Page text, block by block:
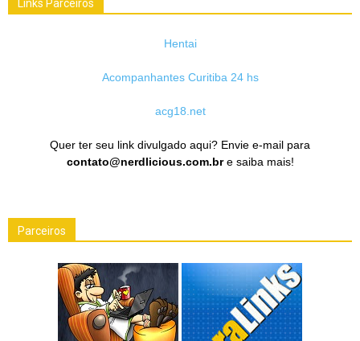
Links Parceiros
Hentai
Acompanhantes Curitiba 24 hs
acg18.net
Quer ter seu link divulgado aqui? Envie e-mail para
contato@nerdlicious.com.bre saiba mais!
Parceiros